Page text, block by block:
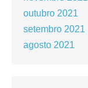
outubro 2021
setembro 2021
agosto 2021